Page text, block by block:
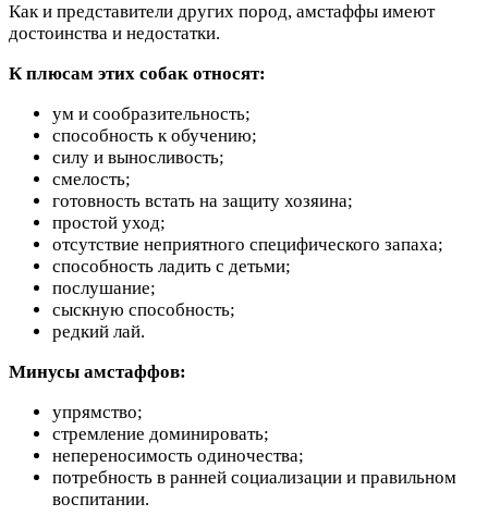
Как и представители других пород, амстаффы имеют
достоинства и недостатки.
К плюсам этих собак относят:
ум и сообразительность;
способность к обучению;
силу и выносливость;
смелость;
готовность встать на защиту хозяина;
простой уход;
отсутствие неприятного специфического запаха;
способность ладить с детьми;
послушание;
сыскную способность;
редкий лай.
Минусы амстаффов:
упрямство;
стремление доминировать;
непереносимость одиночества;
потребность в ранней социализации и правильном
воспитании.